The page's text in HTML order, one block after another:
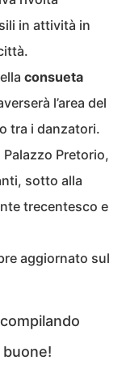
in attività in
consueta
l’area del
tra i danzatori.
Pretorio,
sotto alla
trecentesco e
aggiornato sul
compilando